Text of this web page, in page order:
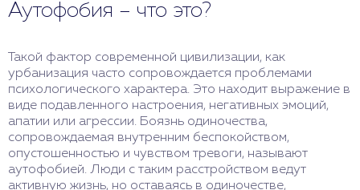
Аутофобия – что это?
Такой фактор современной цивилизации, как
урбанизация часто сопровождается проблемами
психологического характера. Это находит выражение в
виде подавленного настроения, негативных эмоций,
апатии или агрессии. Боязнь одиночества,
сопровождаемая внутренним беспокойством,
опустошенностью и чувством тревоги, называют
аутофобией. Люди с таким расстройством ведут
активную жизнь, но оставаясь в одиночестве,